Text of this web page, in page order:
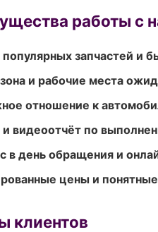
работы с
запчастей и
и рабочие места
отношение к
видеоотчёт по
в день обращения и
цены и
клиентов